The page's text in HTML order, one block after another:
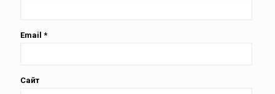
Email *
Сайт